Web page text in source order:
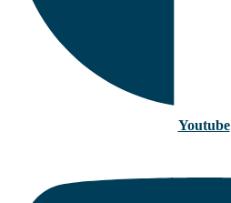
Youtube